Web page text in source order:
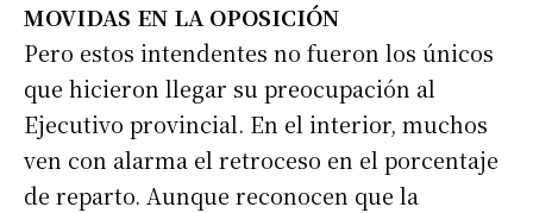
MOVIDAS EN LA OPOSICIÓN
Pero estos intendentes no fueron los únicos
que hicieron llegar su preocupación al
Ejecutivo provincial. En el interior, muchos
ven con alarma el retroceso en el porcentaje
de reparto. Aunque reconocen que la